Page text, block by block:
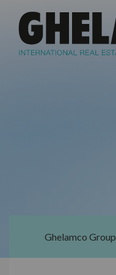
Ghelamco Group